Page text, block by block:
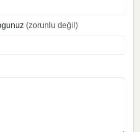
(zorunlu değil)